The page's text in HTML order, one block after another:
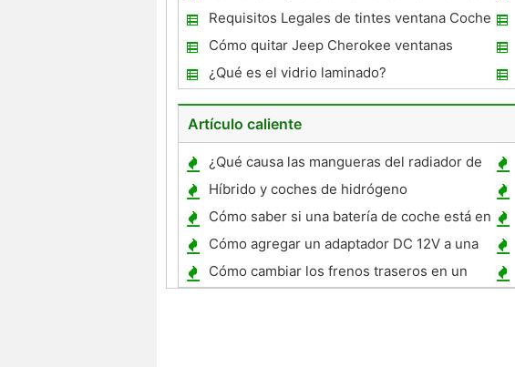
Vibe
Requisitos Legales de tintes ventana Coche
Cómo quitar Jeep Cherokee ventanas
laterales
¿Qué es el vidrio laminado?
Artículo caliente
¿Qué causa las mangueras del radiador de
coches para Contraer?
Híbrido y coches de hidrógeno
Cómo saber si una batería de coche está en
cortocircuito
Cómo agregar un adaptador DC 12V a una
Honda Goldwing 2008
Cómo cambiar los frenos traseros en un
Honda Accord 2000